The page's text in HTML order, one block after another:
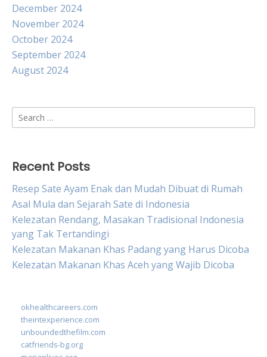
December 2024
November 2024
October 2024
September 2024
August 2024
Search
for:
Recent Posts
Resep Sate Ayam Enak dan Mudah Dibuat di Rumah
Asal Mula dan Sejarah Sate di Indonesia
Kelezatan Rendang, Masakan Tradisional Indonesia
yang Tak Tertandingi
Kelezatan Makanan Khas Padang yang Harus Dicoba
Kelezatan Makanan Khas Aceh yang Wajib Dicoba
okhealthcareers.com
theintexperience.com
unboundedthefilm.com
catfriends-bg.org